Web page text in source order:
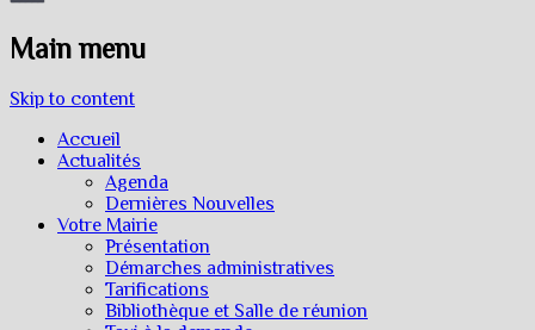
Main menu
Skip to content
Accueil
Actualités
Agenda
Dernières Nouvelles
Votre Mairie
Présentation
Démarches administratives
Tarifications
Bibliothèque et Salle de réunion